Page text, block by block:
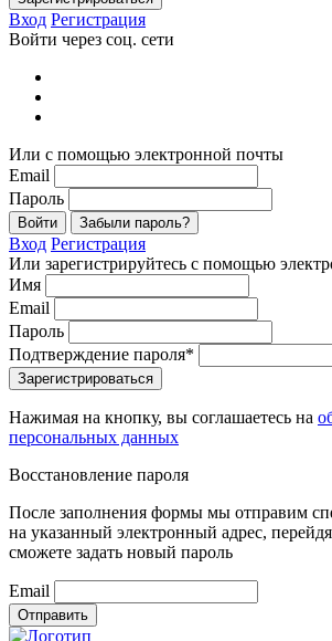
Вход Регистрация
Войти через соц. сети
Или с помощью электронной почты
Email
Пароль
Войти Забыли пароль?
Вход Регистрация
Или зарегистрируйтесь с помощью
Имя
Email
Пароль
Подтверждение пароля*
Зарегистрироваться
Нажимая на кнопку, вы соглашаетесь на
персональных данных
Восстановление пароля
После заполнения формы мы отправим
на указанный электронный адрес,
сможете задать новый пароль
Email
Отправить